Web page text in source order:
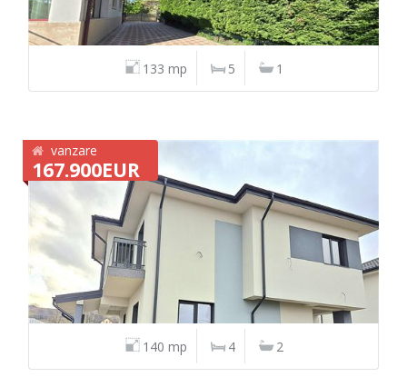
133 mp 5 1
vanzare
167.900EUR
140 mp 4 2